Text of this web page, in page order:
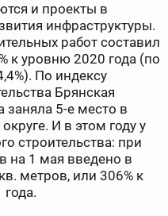
и проекты в
инфраструктуры.
работ составил
к уровню 2020 года (по
По индексу
Брянская
заняла 5-е место в
И в этом году у
строительства: при
на 1 мая введено в
метров, или 306% к